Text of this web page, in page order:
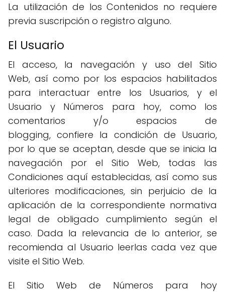
La utilización de los Contenidos no requiere
previa suscripción o registro alguno.
El Usuario
El acceso, la navegación y uso del Sitio
Web, así como por los espacios habilitados
para interactuar entre los Usuarios, y el
Usuario y Números para hoy, como los
comentarios y/o espacios de
blogging, confiere la condición de Usuario,
por lo que se aceptan, desde que se inicia la
navegación por el Sitio Web, todas las
Condiciones aquí establecidas, así como sus
ulteriores modificaciones, sin perjuicio de la
aplicación de la correspondiente normativa
legal de obligado cumplimiento según el
caso. Dada la relevancia de lo anterior, se
recomienda al Usuario leerlas cada vez que
visite el Sitio Web.
El Sitio Web de Números para hoy